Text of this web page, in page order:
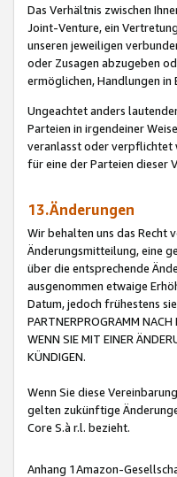
Das Verhältnis zwischen
Joint-Venture, ein
unseren jeweiligen
oder Zusagen abzugeben
ermöglichen, Handlungen
Ungeachtet anders
Parteien in irgendeiner
veranlasst oder verpflichtet
für eine der Parteien dieser
13.Änderungen
Wir behalten uns das Recht
Änderungsmitteilung, eine
über die entsprechende
ausgenommen etwaige
Datum, jedoch frühestens
PARTNERPROGRAMM
WENN SIE MIT EINER
KÜNDIGEN.
Wenn Sie diese
gelten zukünftige
Core S.à r.l. bezieht.
Anhang 1Amazon-